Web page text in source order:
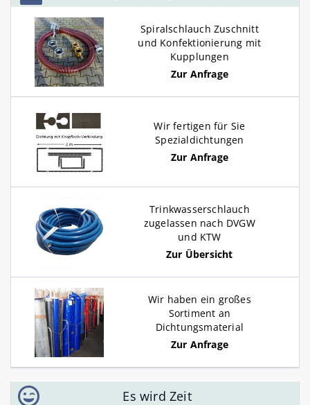
Spiralschlauch Zuschnitt
und Konfektionierung mit
Kupplungen
Zur Anfrage
Wir fertigen für Sie
Spezialdichtungen
Zur Anfrage
Trinkwasserschlauch
zugelassen nach DVGW
und KTW
Zur Übersicht
Wir haben ein großes
Sortiment an
Dichtungsmaterial
Zur Anfrage
Es wird Zeit